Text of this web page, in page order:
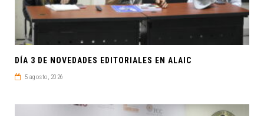
DÍA 3 DE NOVEDADES EDITORIALES EN ALAIC
5 agosto, 2026